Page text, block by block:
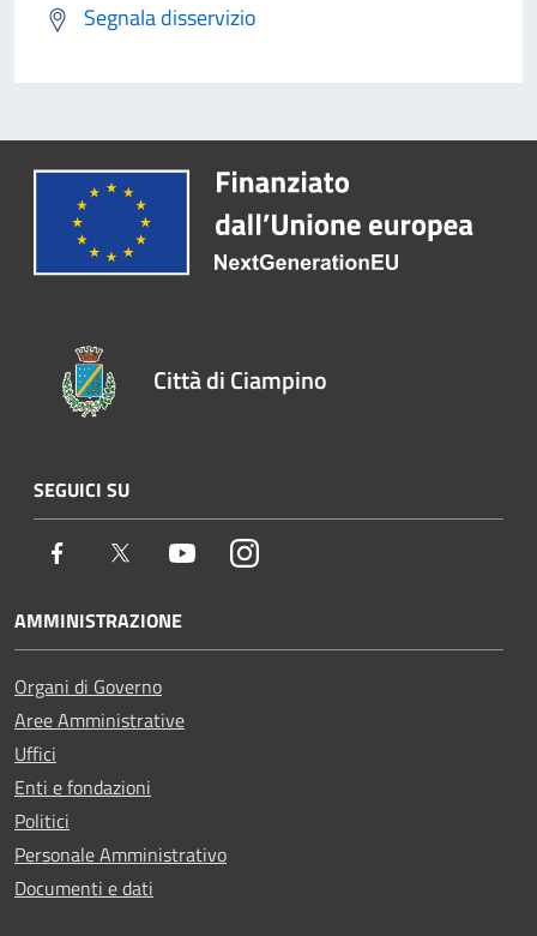
Segnala disservizio
Città di Ciampino
SEGUICI SU
Facebook Twitter YoutubeInstagram
AMMINISTRAZIONE
Organi di Governo
Aree Amministrative
Uffici
Enti e fondazioni
Politici
Personale Amministrativo
Documenti e dati